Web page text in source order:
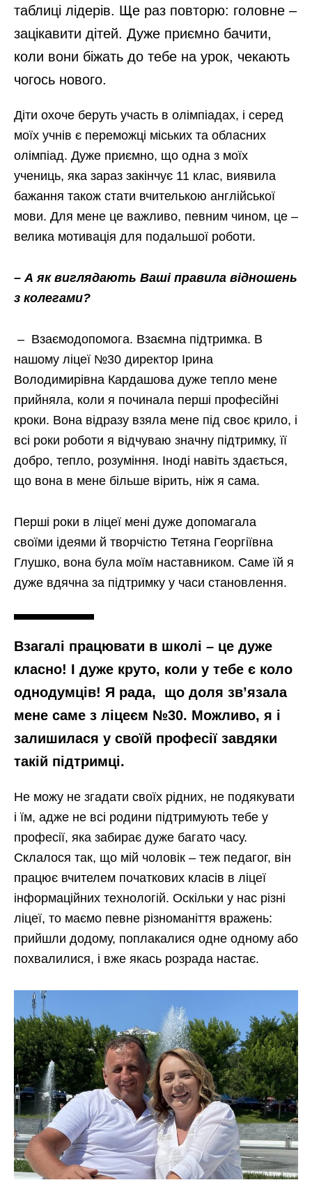
таблиці лідерів. Ще раз повторю: головне –
зацікавити дітей. Дуже приємно бачити,
коли вони біжать до тебе на урок, чекають
чогось нового.
Діти охоче беруть участь в олімпіадах, і серед
моїх учнів є переможці міських та обласних
олімпіад. Дуже приємно, що одна з моїх
учениць, яка зараз закінчує 11 клас, виявила
бажання також стати вчителькою англійської
мови. Для мене це важливо, певним чином, це –
велика мотивація для подальшої роботи.
– А як виглядають Ваші правила відношень
з колегами?
– Взаємодопомога. Взаємна підтримка. В
нашому ліцеї №30 директор Ірина
Володимирівна Кардашова дуже тепло мене
прийняла, коли я починала перші професійні
кроки. Вона відразу взяла мене під своє крило, і
всі роки роботи я відчуваю значну підтримку, її
добро, тепло, розуміння. Іноді навіть здається,
що вона в мене більше вірить, ніж я сама.
Перші роки в ліцеї мені дуже допомагала
своїми ідеями й творчістю Тетяна Георгіївна
Глушко, вона була моїм наставником. Саме їй я
дуже вдячна за підтримку у часи становлення.
Взагалі працювати в школі – це дуже
класно! І дуже круто, коли у тебе є коло
однодумців! Я рада, що доля зв’язала
мене саме з ліцеєм №30. Можливо, я і
залишилася у своїй професії завдяки
такій підтримці.
Не можу не згадати своїх рідних, не подякувати
і їм, адже не всі родини підтримують тебе у
професії, яка забирає дуже багато часу.
Склалося так, що мій чоловік – теж педагог, він
працює вчителем початкових класів в ліцеї
інформаційних технологій. Оскільки у нас різні
ліцеї, то маємо певне різноманіття вражень:
прийшли додому, поплакалися одне одному або
похвалилися, і вже якась розрада настає.